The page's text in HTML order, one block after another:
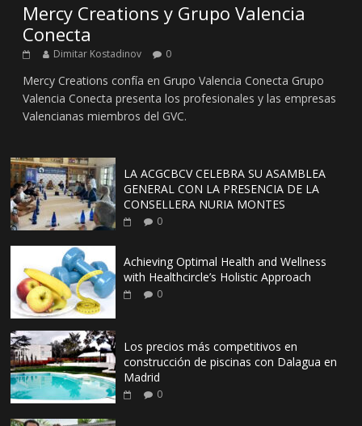
Mercy Creations y Grupo Valencia
Conecta
Dimitar Kostadinov 0
Mercy Creations confía en Grupo Valencia Conecta Grupo
Valencia Conecta presenta los profesionales y las empresas
Valencianas miembros del GVC.
LA ACGCBCV CELEBRA SU ASAMBLEA
GENERAL CON LA PRESENCIA DE LA
CONSELLERA NURIA MONTES
0
Achieving Optimal Health and Wellness
with Healthcircle’s Holistic Approach
0
Los precios más competitivos en
construcción de piscinas con Dalagua en
Madrid
0